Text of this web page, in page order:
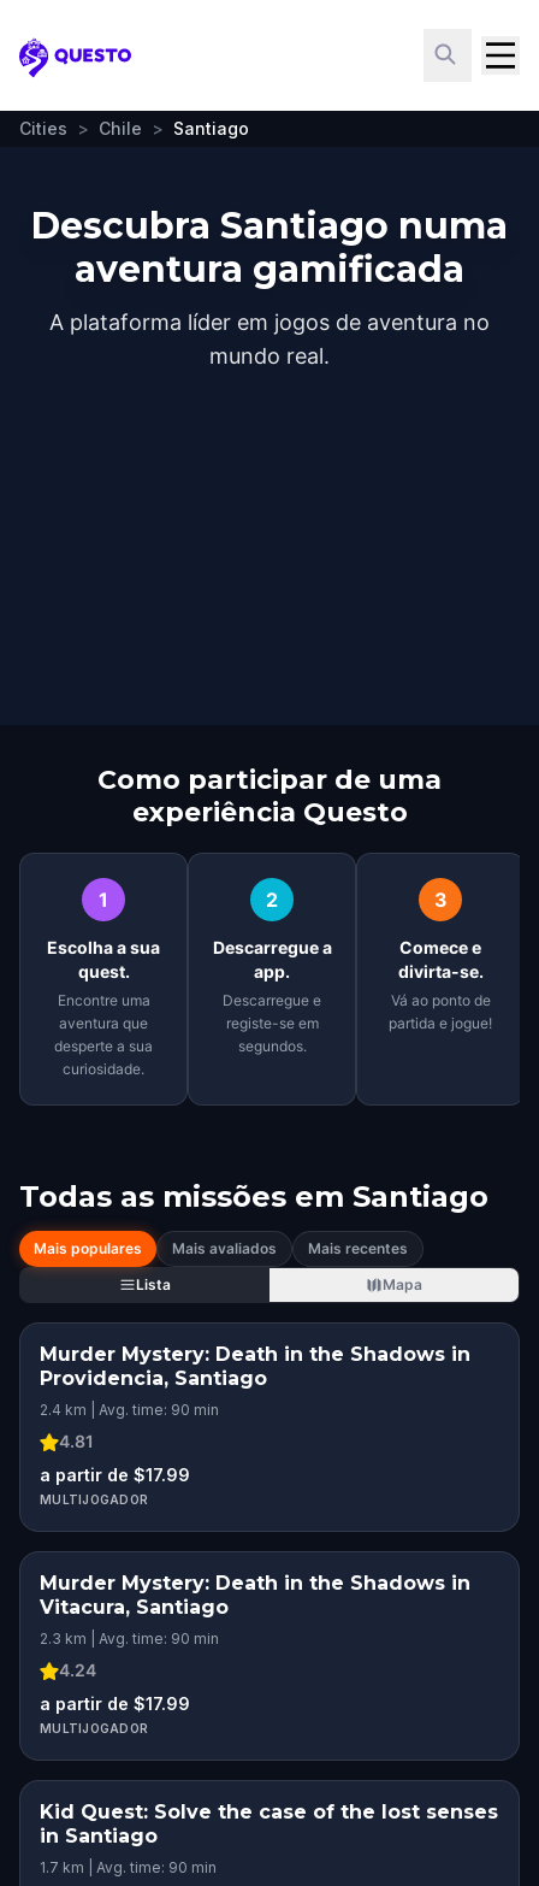
Questo
Cities > Chile > Santiago
Descubra Santiago numa
aventura gamificada
A plataforma líder em jogos de aventura no
mundo real.
Como participar de uma
experiência Questo
1
Escolha a sua
quest.
Encontre uma
aventura que
desperte a sua
curiosidade.
2
Descarregue a
app.
Descarregue e
registe-se em
segundos.
3
Comece e
divirta-se.
Vá ao ponto de
partida e jogue!
Todas as missões em Santiago
Mais populares Mais avaliados
Mais recentes
Lista
Mapa
Murder Mystery: Death in the Shadows in
Providencia, Santiago
2.4 km | Avg. time: 90 min
4.81
a partir de $17.99
MULTIJOGADOR
Murder Mystery: Death in the Shadows in
Vitacura, Santiago
2.3 km | Avg. time: 90 min
4.24
a partir de $17.99
MULTIJOGADOR
Kid Quest: Solve the case of the lost senses
in Santiago
1.7 km | Avg. time: 90 min